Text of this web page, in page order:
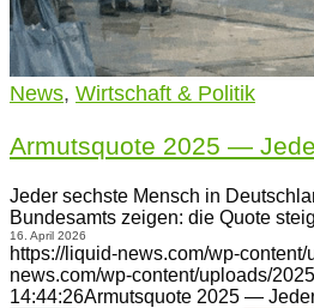
News, Wirtschaft & Politik
Armutsquote 2025 —
Jeder sechste Mensch in
Bundesamts zeigen: die Quote
16. April 2026
https://liquid-news.com/wp-
news.com/wp-content/uploads/
14:44:26Armutsquote 2025 —